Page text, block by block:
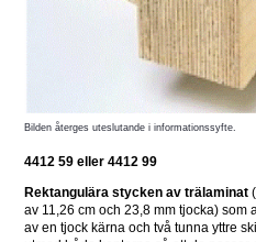
Bilden återges uteslutande i informationssyfte.
4412 59 eller 4412 99
Rektangulära stycken av trälaminat
av 11,26 cm och 23,8 mm tjocka)
av en tjock kärna och två tunna yttre